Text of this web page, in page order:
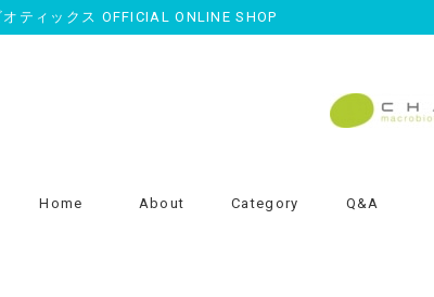
ティックス OFFICIAL ONLINE SHOP
Home About Category Q&A